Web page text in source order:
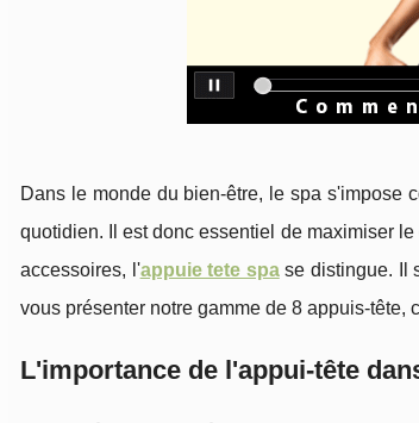
Dans le monde du bien-être, le spa s'impose
quotidien. Il est donc essentiel de maximiser
accessoires, l'appuie tete spase distingue. Il
vous présenter notre gamme de 8 appuis-tête,
L'importance de l'appui-tête